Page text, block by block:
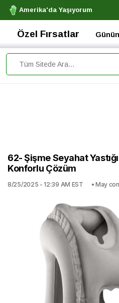
Amerika'da Yaşıyorum
Özel Fırsatlar
62- Şişme Seyahat
Konforlu Çözüm
8/25/2025 - 12:39 AM EST • May